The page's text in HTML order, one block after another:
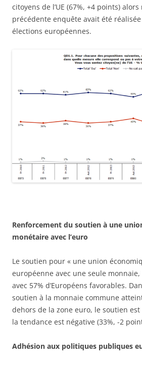
citoyens de l’UE (67%, +4 points)
précédente enquête avait été
élections européennes.
Renforcement du soutien à une
monétaire avec l’euro
Le soutien pour « une union
européenne avec une seule monnaie,
avec 57% d’Européens favorables.
soutien à la monnaie commune
dehors de la zone euro, le soutien
la tendance est négative (33%, -2
Adhésion aux politiques publiques